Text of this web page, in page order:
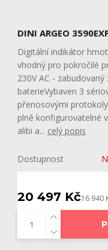
DINI ARGEO
Digitální indikátor
vhodný pro pokročilé
230V AC -
baterieVybaven 3
přenosovými
plně konfigurovatelné
alibi a... celý popis
Dostupnost
20 497 Kč16 940